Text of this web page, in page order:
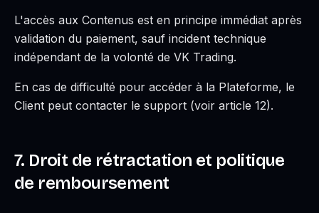
L'accès aux Contenus est en principe immédiat après
validation du paiement, sauf incident technique
indépendant de la volonté de VK Trading.
En cas de difficulté pour accéder à la Plateforme, le
Client peut contacter le support (voir article 12).
7. Droit de rétractation et politique
de remboursement